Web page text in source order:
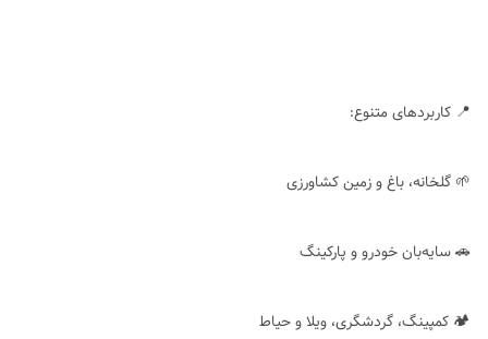
📍 کاربردهای متنوع:
🌱 گلخانه، باغ و زمین کشاورزی
🚗 سایه‌بان خودرو و پارکینگ
🏕 کمپینگ، گردشگری، ویلا و حیاط